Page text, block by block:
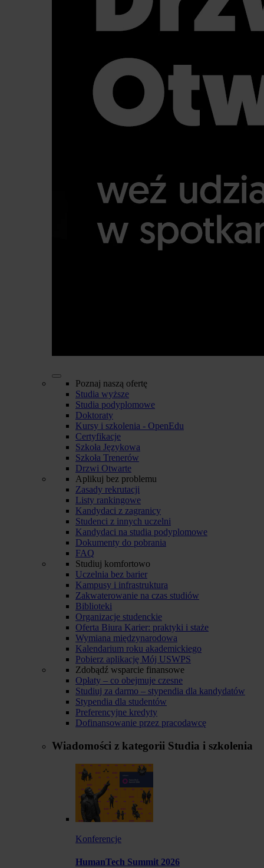
Poznaj naszą ofertę
Studia wyższe
Studia podyplomowe
Doktoraty
Kursy i szkolenia - OpenEdu
Certyfikacje
Szkoła Językowa
Szkoła Trenerów
Drzwi Otwarte
Aplikuj bez problemu
Zasady rekrutacji
Listy rankingowe
Kandydaci z zagranicy
Studenci z innych uczelni
Kandydaci na studia podyplomowe
Dokumenty do pobrania
FAQ
Studiuj komfortowo
Uczelnia bez barier
Kampusy i infrastruktura
Zakwaterowanie na czas studiów
Biblioteki
Organizacje studenckie
Oferta Biura Karier: praktyki i staże
Wymiana międzynarodowa
Kalendarium roku akademickiego
Pobierz aplikację Mój USWPS
Zdobądź wsparcie finansowe
Opłaty – co obejmuje czesne
Studiuj za darmo – stypendia dla kandydatów
Stypendia dla studentów
Preferencyjne kredyty
Dofinansowanie przez pracodawcę
Wiadomości z kategorii Studia i szkolenia
Konferencje
HumanTech Summit 2026